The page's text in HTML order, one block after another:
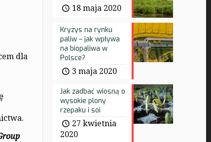
dla
18 maja 2020
Kryzys na rynku
paliw – jak wpływa
na biopaliwa w
Polsce?
3 maja 2020
Jak zadbać wiosną o
wysokie plony
rzepaku i soi
27 kwietnia
2020